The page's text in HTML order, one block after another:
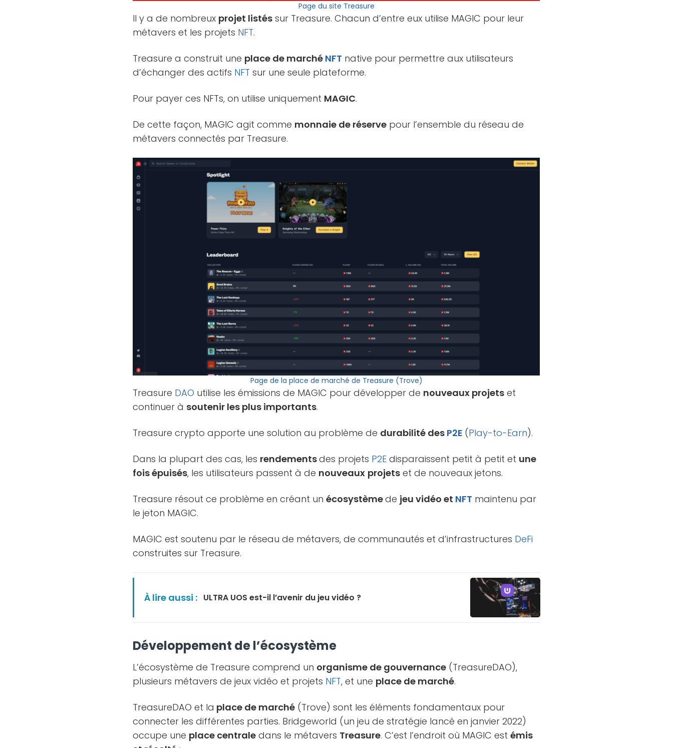
Page du site Treasure
Il y a de nombreux projet listés sur Treasure. Chacun d’entre eux utilise MAGIC pour leur
métavers et les projets NFT.
Treasure a construit une place de marché NFT native pour permettre aux utilisateurs
d’échanger des actifs NFT sur une seule plateforme.
Pour payer ces NFTs, on utilise uniquement MAGIC.
De cette façon, MAGIC agit comme monnaie de réserve pour l’ensemble du réseau de
métavers connectés par Treasure.
Page de la place de marché de Treasure (Trove)
Treasure DAO utilise les émissions de MAGIC pour développer de nouveaux projets et
continuer à soutenir les plus importants.
Treasure crypto apporte une solution au problème de durabilité des P2E (Play-to-Earn).
Dans la plupart des cas, les rendementsdes projets P2E disparaissent petit à petit et une
fois épuisés, les utilisateurs passent à de nouveaux projets et de nouveaux jetons.
Treasure résout ce problème en créant unécosystèmede jeu vidéo et NFT maintenu par
le jeton MAGIC.
MAGIC est soutenu par le réseau de métavers, de communautés et d’infrastructures DeFi
construites sur Treasure.
À lire aussi : ULTRA UOS est-il l’avenir du jeu vidéo ?
Développement de l’écosystème
L’écosystème de Treasure comprend un organisme de gouvernance (TreasureDAO),
plusieurs métavers de jeux vidéo et projets NFT, et une place de marché.
TreasureDAO et la place de marché (Trove) sont les éléments fondamentaux pour
connecter les différentes parties. Bridgeworld (un jeu de stratégie lancé en janvier 2022)
occupe une place centrale dans le métavers Treasure. C’est l’endroit où MAGIC estémis